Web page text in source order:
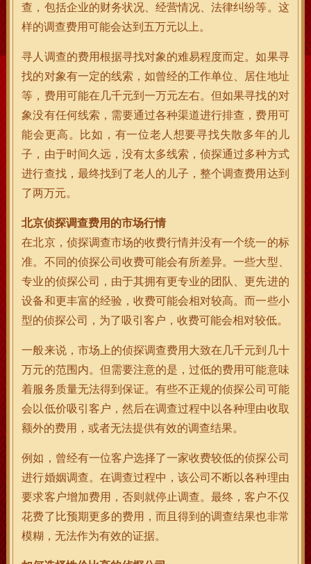
查，包括企业的财务状况、经营情况、法律纠纷等。这
样的调查费用可能会达到五万元以上。
寻人调查的费用根据寻找对象的难易程度而定。如果寻
找的对象有一定的线索，如曾经的工作单位、居住地址
等，费用可能在几千元到一万元左右。但如果寻找的对
象没有任何线索，需要通过各种渠道进行排查，费用可
能会更高。比如，有一位老人想要寻找失散多年的儿
子，由于时间久远，没有太多线索，侦探通过多种方式
进行查找，最终找到了老人的儿子，整个调查费用达到
了两万元。
北京侦探调查费用的市场行情
在北京，侦探调查市场的收费行情并没有一个统一的标
准。不同的侦探公司收费可能会有所差异。一些大型、
专业的侦探公司，由于其拥有更专业的团队、更先进的
设备和更丰富的经验，收费可能会相对较高。而一些小
型的侦探公司，为了吸引客户，收费可能会相对较低。
一般来说，市场上的侦探调查费用大致在几千元到几十
万元的范围内。但需要注意的是，过低的费用可能意味
着服务质量无法得到保证。有些不正规的侦探公司可能
会以低价吸引客户，然后在调查过程中以各种理由收取
额外的费用，或者无法提供有效的调查结果。
例如，曾经有一位客户选择了一家收费较低的侦探公司
进行婚姻调查。在调查过程中，该公司不断以各种理由
要求客户增加费用，否则就停止调查。最终，客户不仅
花费了比预期更多的费用，而且得到的调查结果也非常
模糊，无法作为有效的证据。